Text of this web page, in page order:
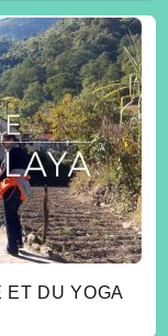
ET DU YOGA